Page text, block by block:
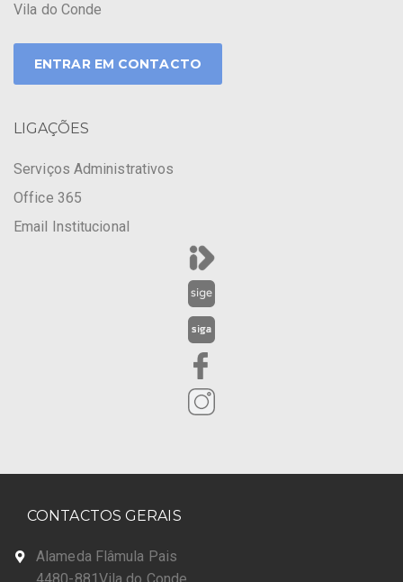
Vila do Conde
ENTRAR EM CONTACTO
LIGAÇÕES
Serviços Administrativos
Office 365
Email Institucional
CONTACTOS GERAIS
Alameda Flâmula Pais